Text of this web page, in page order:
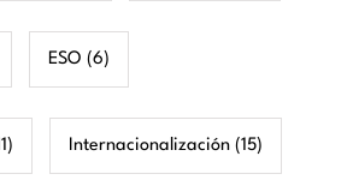
ESO (6)
Internacionalización (15)